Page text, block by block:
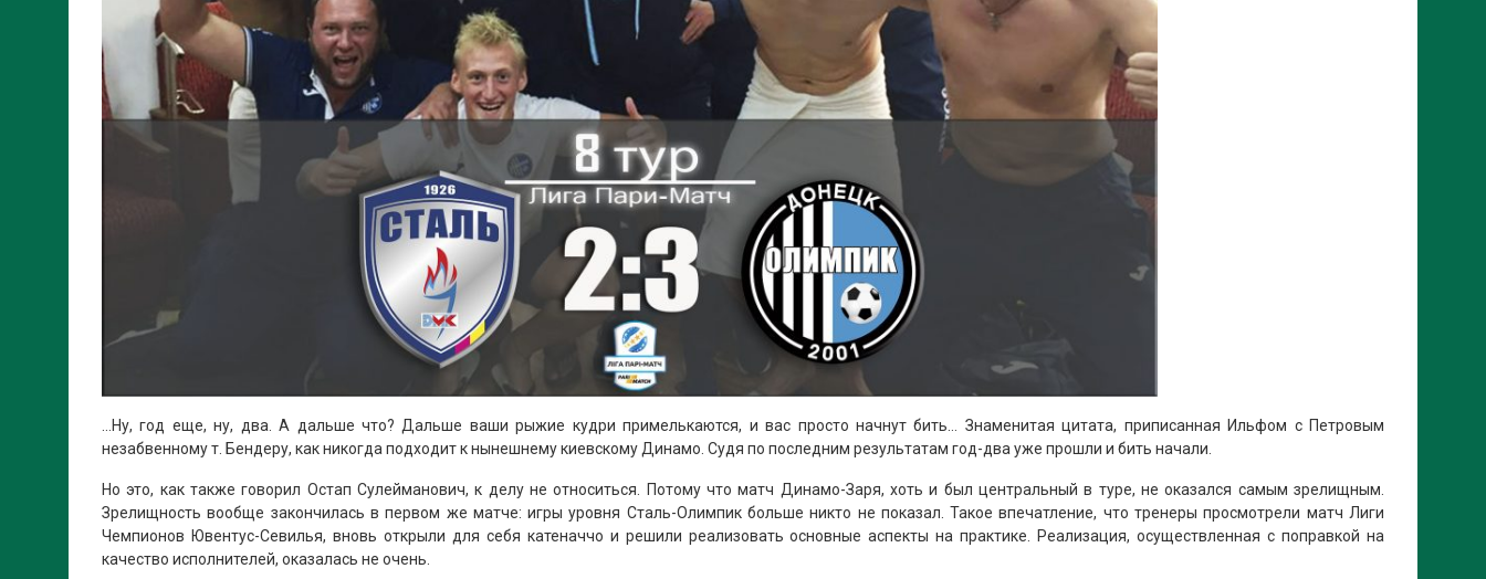
…Ну, год еще, ну, два. А дальше что? Дальше ваши рыжие кудри примелькаются, и вас просто начнут бить… Знаменитая цитата, приписанная Ильфом с Петровым
незабвенному т. Бендеру, как никогда подходит к нынешнему киевскому Динамо. Судя по последним результатам год-два уже прошли и бить начали.
Но это, как также говорил Остап Сулейманович, к делу не относиться. Потому что матч Динамо-Заря, хоть и был центральный в туре, не оказался самым зрелищным.
Зрелищность вообще закончилась в первом же матче: игры уровня Сталь-Олимпик больше никто не показал. Такое впечатление, что тренеры просмотрели матч Лиги
Чемпионов Ювентус-Севилья, вновь открыли для себя катеначчо и решили реализовать основные аспекты на практике. Реализация, осуществленная с поправкой на
качество исполнителей, оказалась не очень.